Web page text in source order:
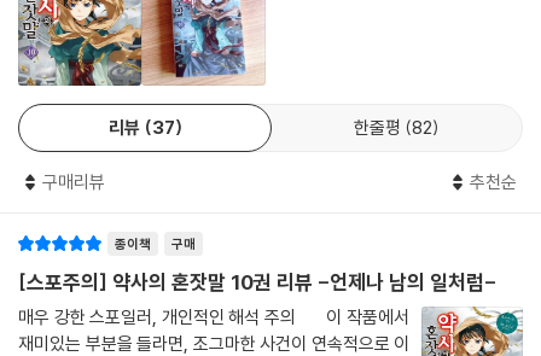
리뷰 37 한줄평 82
구매리뷰 추천순
종이책 구매
[스포주의] 약사의 혼잣말 10권 리뷰 -언제나 남의 일처럼-
매우 강한 스포일러, 개인적인 해석 주의 이 작품에서
재미있는 부분을 들라면, 조그마한 사건이 연속적으로 이